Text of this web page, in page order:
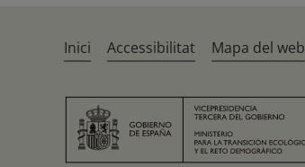
Inici Accessibilitat Mapa del web